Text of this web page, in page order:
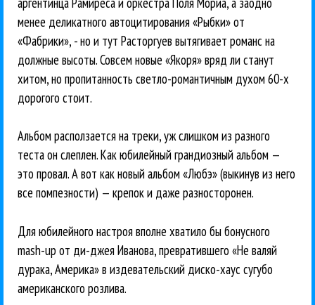
менее деликатного автоцитирования «Рыбки» от
«Фабрики», - но и тут Расторгуев вытягивает романс на
должные высоты. Совсем новые «Якоря» вряд ли станут
хитом, но пропитанность светло-романтичным духом 60-х
дорогого стоит.
Альбом расползается на треки, уж слишком из разного
теста он слеплен. Как юбилейный грандиозный альбом —
это провал. А вот как новый альбом «Любэ» (выкинув из него
все помпезности) — крепок и даже разносторонен.
Для юбилейного настроя вполне хватило бы бонусного
mash-up от ди-джея Иванова, превратившего «Не валяй
дурака, Америка» в издевательский диско-хаус сугубо
американского розлива.